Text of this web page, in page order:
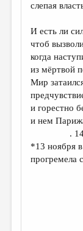
ПЕРЕВОДЫ
КОНКУРСЫ
ДЕТСКАЯ
КНИЖНАЯ
ОБЗОР
СТРАНИЦЫ
ОБЪЯВЛЕНИЯ
слепая
И есть ли
чтоб
когда
из мёртвой
Мир
и горестно
и нем
. 14
*13 ноября
прогремела